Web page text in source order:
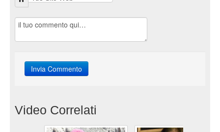
Video Correlati